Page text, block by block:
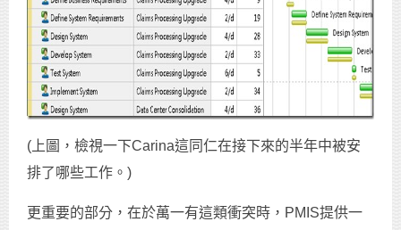
(上圖，檢視一下Carina這同仁在接下來的半年中被安
排了哪些工作。)
更重要的部分，在於萬一有這類衝突時，PMIS提供一